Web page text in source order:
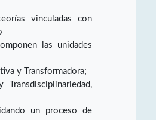
vinculadas con
las unidades
y Transformadora;
un proceso de